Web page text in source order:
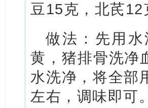
豆15克，北芪
做法：先用
黄，猪排骨洗净
水洗净，将全部
左右，调味即可。